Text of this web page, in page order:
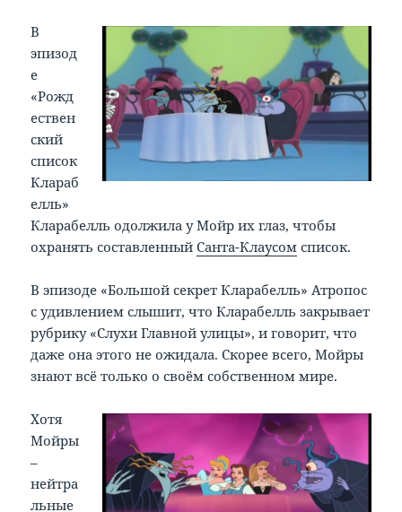
В
эпизод
е
«Рожд
ествен
ский
список
Клараб
елль»
Кларабелль одолжила у Мойр их глаз, чтобы
охранять составленныйСанта-Клаусом список.
В эпизоде «Большой секрет Кларабелль» Атропос
с удивлением слышит, что Кларабелль закрывает
рубрику «Слухи Главной улицы», и говорит, что
даже она этого не ожидала. Скорее всего, Мойры
знают всё только о своём собственном мире.
Хотя
Мойры
–
нейтра
льные